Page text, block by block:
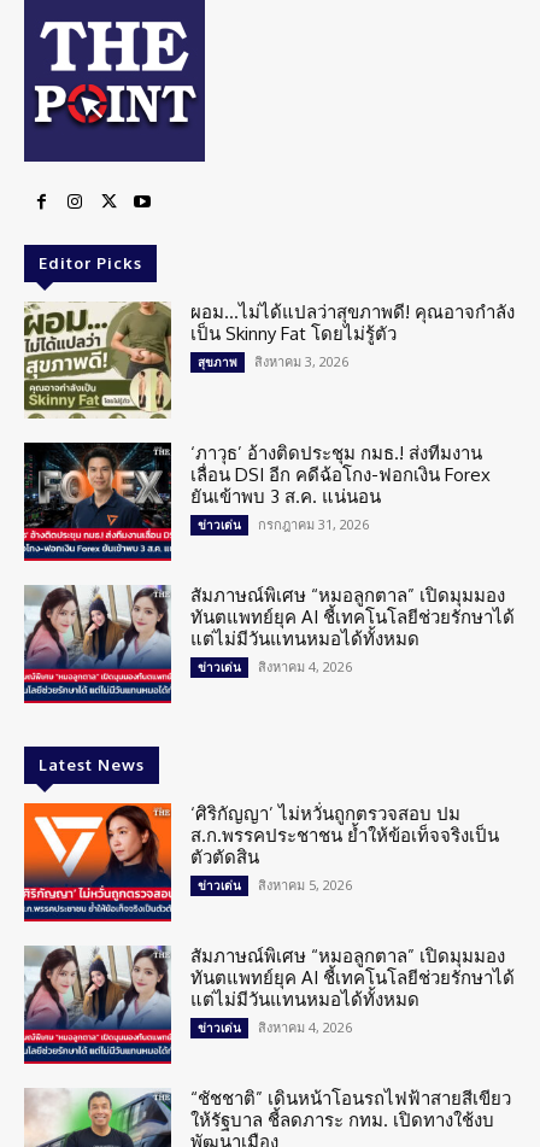
Editor Picks
ผอม…ไม่ได้แปลว่าสุขภาพดี! คุณอาจกำลัง
เป็น Skinny Fat โดยไม่รู้ตัว
สุขภาพ สิงหาคม 3, 2026
‘ภาวุธ’ อ้างติดประชุม กมธ.! ส่งทีมงาน
เลื่อน DSI อีก คดีฉ้อโกง-ฟอกเงิน Forex
ยันเข้าพบ 3 ส.ค. แน่นอน
ข่าวเด่น กรกฎาคม 31, 2026
สัมภาษณ์พิเศษ “หมอลูกตาล” เปิดมุมมอง
ทันตแพทย์ยุค AI ชี้เทคโนโลยีช่วยรักษาได้
แต่ไม่มีวันแทนหมอได้ทั้งหมด
ข่าวเด่น สิงหาคม 4, 2026
Latest News
‘ศิริกัญญา’ ไม่หวั่นถูกตรวจสอบ ปม
ส.ก.พรรคประชาชน ย้ำให้ข้อเท็จจริงเป็น
ตัวตัดสิน
ข่าวเด่น สิงหาคม 5, 2026
สัมภาษณ์พิเศษ “หมอลูกตาล” เปิดมุมมอง
ทันตแพทย์ยุค AI ชี้เทคโนโลยีช่วยรักษาได้
แต่ไม่มีวันแทนหมอได้ทั้งหมด
ข่าวเด่น สิงหาคม 4, 2026
“ชัชชาติ” เดินหน้าโอนรถไฟฟ้าสายสีเขียว
ให้รัฐบาล ชี้ลดภาระ กทม. เปิดทางใช้งบ
พัฒนาเมือง